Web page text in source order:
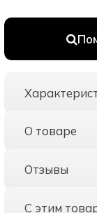
О товаре
Отзывы
С этим